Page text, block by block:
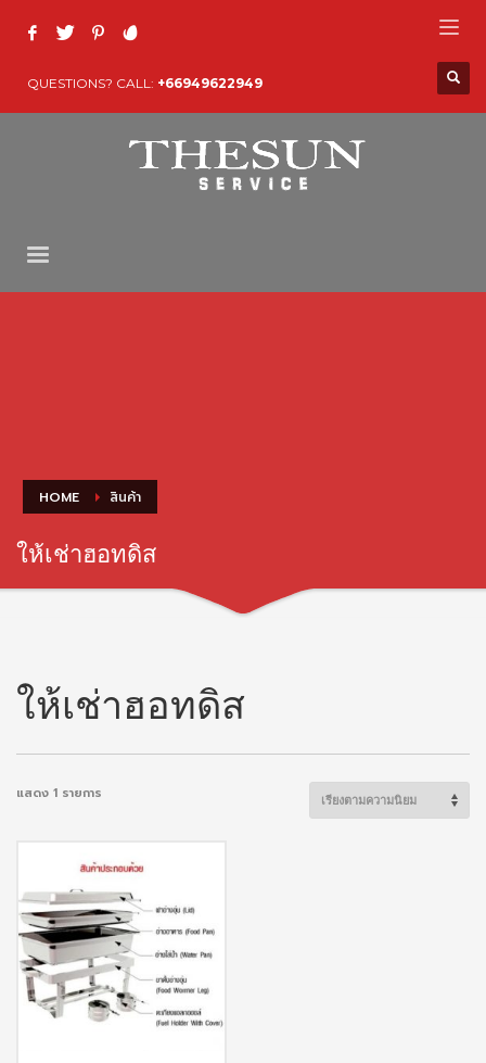
QUESTIONS? CALL: +66949622949
HOME สินค้า
ให้เช่าฮอทดิส
ให้เช่าฮอทดิส
แสดง 1 รายการ